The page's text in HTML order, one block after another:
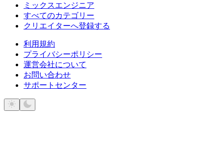
ミックスエンジニア
すべてのカテゴリー
クリエイターへ登録する
利用規約
プライバシーポリシー
運営会社について
お問い合わせ
サポートセンター